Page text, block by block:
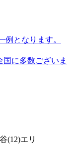
となります。
に多数ございま
(12)エリ